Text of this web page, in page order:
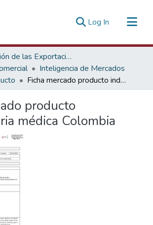
Log In (current)
Promoción de las Exportaciones
Inteligencia de Mercados
Ficha mercado producto indumentaria médica Colombia
producto
médica Colombia